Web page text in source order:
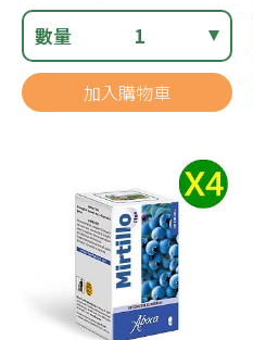
數量 1
加入購物車